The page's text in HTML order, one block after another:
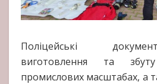
Поліцейські
виготовлення та
промислових масштабах, а